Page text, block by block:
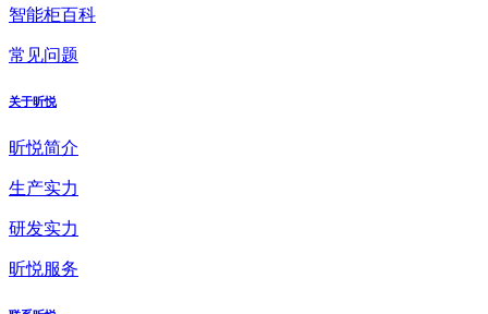
智能柜百科
常见问题
关于昕悦
昕悦简介
生产实力
研发实力
昕悦服务